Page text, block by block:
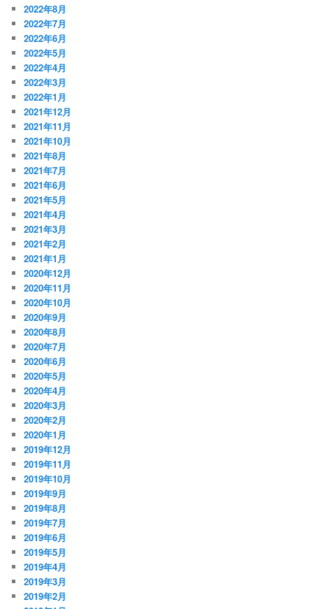
2022年8月
2022年7月
2022年6月
2022年5月
2022年4月
2022年3月
2022年1月
2021年12月
2021年11月
2021年10月
2021年8月
2021年7月
2021年6月
2021年5月
2021年4月
2021年3月
2021年2月
2021年1月
2020年12月
2020年11月
2020年10月
2020年9月
2020年8月
2020年7月
2020年6月
2020年5月
2020年4月
2020年3月
2020年2月
2020年1月
2019年12月
2019年11月
2019年10月
2019年9月
2019年8月
2019年7月
2019年6月
2019年5月
2019年4月
2019年3月
2019年2月